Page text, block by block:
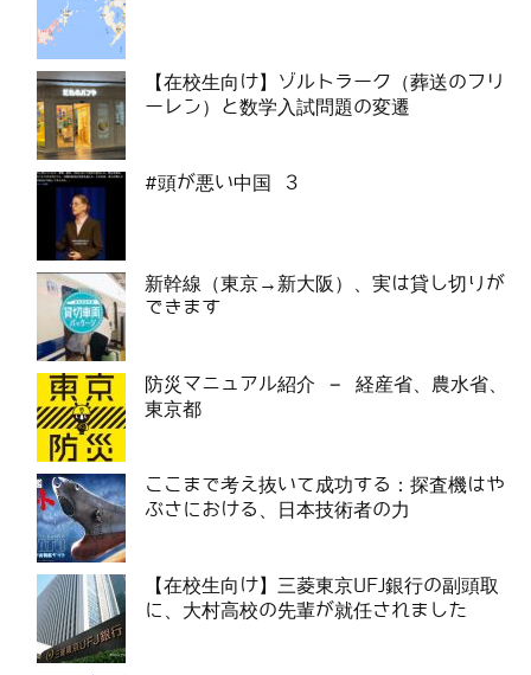
【在校生向け】ゾルトラーク（葬送のフリ
ーレン）と数学入試問題の変遷
#頭が悪い中国 3
新幹線（東京→新大阪）、実は貸し切りが
できます
防災マニュアル紹介 – 経産省、農水省、
東京都
ここまで考え抜いて成功する：探査機はや
ぶさにおける、日本技術者の力
【在校生向け】三菱東京UFJ銀行の副頭取
に、大村高校の先輩が就任されました